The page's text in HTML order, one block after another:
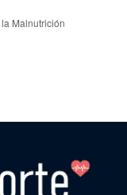
Malnutrición